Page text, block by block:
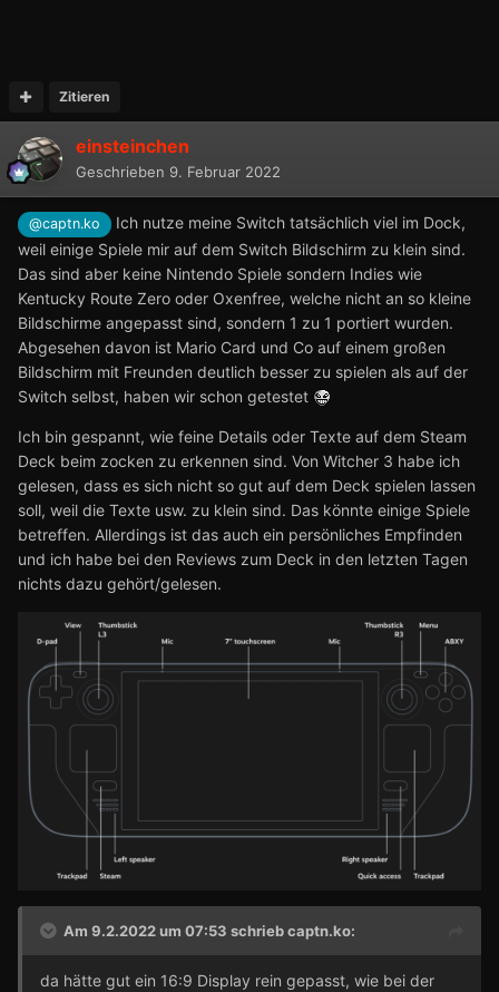
Zitieren
einsteinchen
Geschrieben 9. Februar 2022
@captn.ko
Ich nutze meine Switch tatsächlich viel im Dock,
weil einige Spiele mir auf dem Switch Bildschirm zu klein sind.
Das sind aber keine Nintendo Spiele sondern Indies wie
Kentucky Route Zero oder Oxenfree, welche nicht an so kleine
Bildschirme angepasst sind, sondern 1 zu 1 portiert wurden.
Abgesehen davon ist Mario Card und Co auf einem großen
Bildschirm mit Freunden deutlich besser zu spielen als auf der
Switch selbst, haben wir schon getestet
Ich bin gespannt, wie feine Details oder Texte auf dem Steam
Deck beim zocken zu erkennen sind. Von Witcher 3 habe ich
gelesen, dass es sich nicht so gut auf dem Deck spielen lassen
soll, weil die Texte usw. zu klein sind. Das könnte einige Spiele
betreffen. Allerdings ist das auch ein persönliches Empfinden
und ich habe bei den Reviews zum Deck in den letzten Tagen
nichts dazu gehört/gelesen.
Am 9.2.2022 um 07:53 schriebcaptn.ko:
da hätte gut ein 16:9 Display rein gepasst, wie bei der